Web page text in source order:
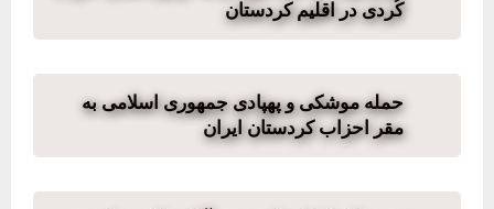
کُردی در اقلیم کردستان
حمله موشکی و پهپادی جمهوری اسلامی به
مقر احزاب کردستان ایران